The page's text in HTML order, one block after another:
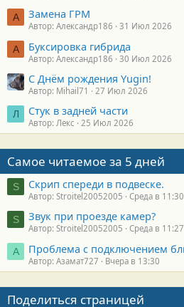
А Замена ГРМ
Автор: Александр186 31 Июл 2026
А Буксировка гибрида
Автор: Александр186 30 Июл 2026
С Днём рождения Yugin!
Автор: Mihail71 27 Июл 2026
Л Стук в задней части
Автор: Лекс 25 Июл 2026
Самое читаемое за 5 дней
S Скрип спереди в подвеске.
Автор: Stroitel20052005 Среда в 11:30
S Звук при проезде камер?
Автор: Stroitel20052005 Среда в 11:27
А Проблема с подключением
Автор: Азамат727 Вчера в 13:30
Поделиться страницей